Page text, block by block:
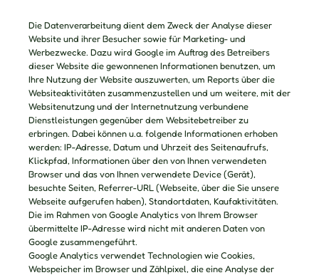
Die Datenverarbeitung dient dem Zweck der Analyse dieser
Website und ihrer Besucher sowie für Marketing- und
Werbezwecke. Dazu wird Google im Auftrag des Betreibers
dieser Website die gewonnenen Informationen benutzen, um
Ihre Nutzung der Website auszuwerten, um Reports über die
Websiteaktivitäten zusammenzustellen und um weitere, mit der
Websitenutzung und der Internetnutzung verbundene
Dienstleistungen gegenüber dem Websitebetreiber zu
erbringen. Dabei können u.a. folgende Informationen erhoben
werden: IP-Adresse, Datum und Uhrzeit des Seitenaufrufs,
Klickpfad, Informationen über den von Ihnen verwendeten
Browser und das von Ihnen verwendete Device (Gerät),
besuchte Seiten, Referrer-URL (Webseite, über die Sie unsere
Webseite aufgerufen haben), Standortdaten, Kaufaktivitäten.
Die im Rahmen von Google Analytics von Ihrem Browser
übermittelte IP-Adresse wird nicht mit anderen Daten von
Google zusammengeführt.
Google Analytics verwendet Technologien wie Cookies,
Webspeicher im Browser und Zählpixel, die eine Analyse der